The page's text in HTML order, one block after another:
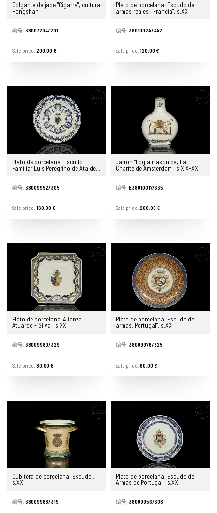
Colgante de jade "Cigarra", cultura
Hongshan
编号. 38007294/291
Sale price. 200,00 €
Plato de porcelana "Escudo de
armas reales , Francia", s.XX
编号. 38010024/342
Sale price. 120,00 €
Plato de porcelana "Escudo
Familiar Luis Peregrino de Ataide",
编号. 38009952/305
Sale price. 160,00 €
Jarrón "Logia masónica, La
Charité de Ámsterdam", s.XIX-XX
编号. E38010017/335
Sale price. 200,00 €
Plato de porcelana "Alianza
Atuardo - Silva", s.XX
编号. 38009980/329
Sale price. 80,00 €
Plato de porcelana "Escudo de
armas, Portugal", s.XX
编号. 38009976/325
Sale price. 60,00 €
Cubitera de porcelana "Escudo",
s.XX
编号. 38009968/319
Plato de porcelana "Escudo de
Armas de Portugal", s.XX
编号. 38009956/306